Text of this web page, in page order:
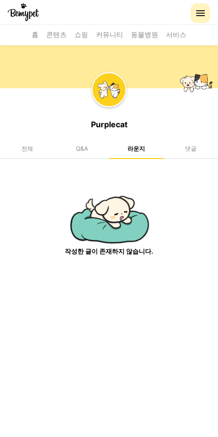
홈 콘텐츠 쇼핑 커뮤니티 동물병원 서비스
Purplecat
전체 Q&A 라운지 댓글
작성한 글이 존재하지 않습니다.